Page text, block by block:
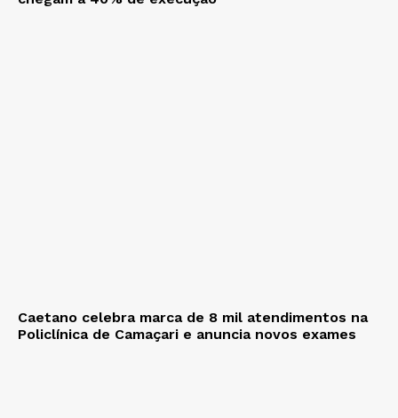
Caetano celebra marca de 8 mil atendimentos na
Policlínica de Camaçari e anuncia novos exames